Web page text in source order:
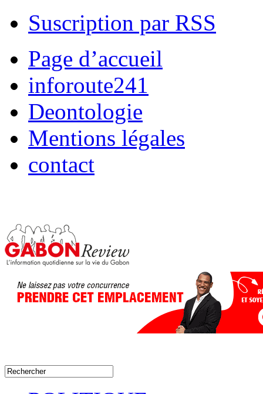
Suscription par RSS
Page d’accueil
inforoute241
Deontologie
Mentions légales
contact